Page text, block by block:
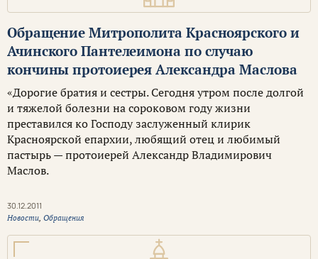
Обращение Митрополита Красноярского и
Ачинского Пантелеимона по случаю
кончины протоиерея Александра Маслова
«Дорогие братия и сестры. Сегодня утром после долгой
и тяжелой болезни на сороковом году жизни
преставился ко Господу заслуженный клирик
Красноярской епархии, любящий отец и любимый
пастырь — протоиерей Александр Владимирович
Маслов.
30.12.2011
Новости, Обращения